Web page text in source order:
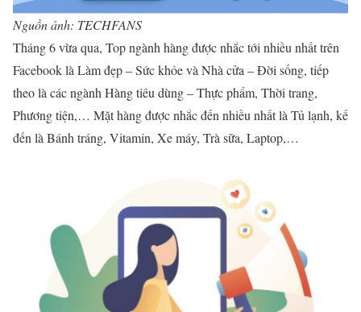
Nguồn ảnh: TECHFANS
Tháng 6 vừa qua, Top ngành hàng được nhắc tới nhiều nhất trên
Facebook là Làm đẹp – Sức khỏe và Nhà cửa – Đời sống, tiếp
theo là các ngành Hàng tiêu dùng – Thực phẩm, Thời trang,
Phương tiện,… Mặt hàng được nhắc đến nhiều nhất là Tủ lạnh, kế
đến là Bánh tráng, Vitamin, Xe máy, Trà sữa, Laptop,…